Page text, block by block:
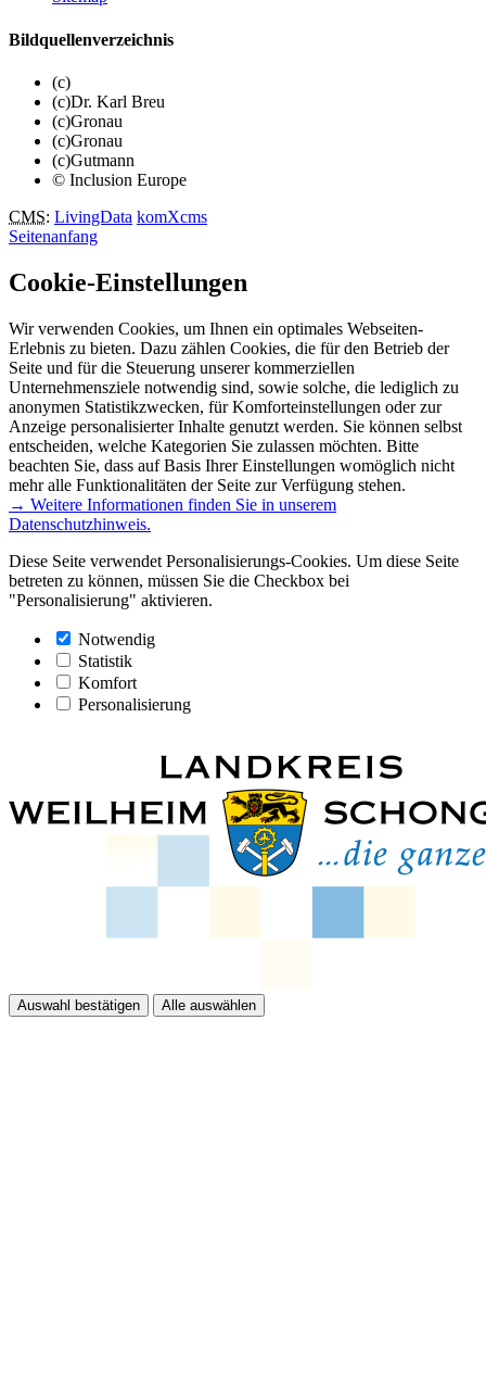
Bildquellenverzeichnis
(c)
(c)Dr. Karl Breu
(c)Gronau
(c)Gronau
(c)Gutmann
© Inclusion Europe
CMS: LivingData komXcms
Seitenanfang
Cookie-Einstellungen
Wir verwenden Cookies, um Ihnen ein optimales Webseiten-
Erlebnis zu bieten. Dazu zählen Cookies, die für den Betrieb der
Seite und für die Steuerung unserer kommerziellen
Unternehmensziele notwendig sind, sowie solche, die lediglich zu
anonymen Statistikzwecken, für Komforteinstellungen oder zur
Anzeige personalisierter Inhalte genutzt werden. Sie können selbst
entscheiden, welche Kategorien Sie zulassen möchten. Bitte
beachten Sie, dass auf Basis Ihrer Einstellungen womöglich nicht
mehr alle Funktionalitäten der Seite zur Verfügung stehen.
→ Weitere Informationen finden Sie in unserem
Datenschutzhinweis.
Diese Seite verwendet Personalisierungs-Cookies. Um diese Seite
betreten zu können, müssen Sie die Checkbox bei
"Personalisierung" aktivieren.
Notwendig
Statistik
Komfort
Personalisierung
Auswahl bestätigen Alle auswählen